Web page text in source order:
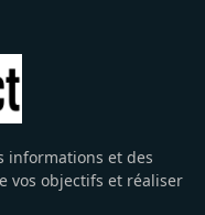
informations et des
vos objectifs et réaliser